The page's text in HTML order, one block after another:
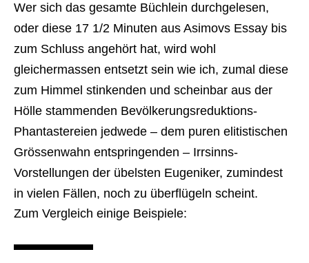
Wer sich das gesamte Büchlein durchgelesen,
oder diese 17 1/2 Minuten aus Asimovs Essay bis
zum Schluss angehört hat, wird wohl
gleichermassen entsetzt sein wie ich, zumal diese
zum Himmel stinkenden und scheinbar aus der
Hölle stammenden Bevölkerungsreduktions-
Phantastereien jedwede – dem puren elitistischen
Grössenwahn entspringenden – Irrsinns-
Vorstellungen der übelsten Eugeniker, zumindest
in vielen Fällen, noch zu überflügeln scheint.
Zum Vergleich einige Beispiele: